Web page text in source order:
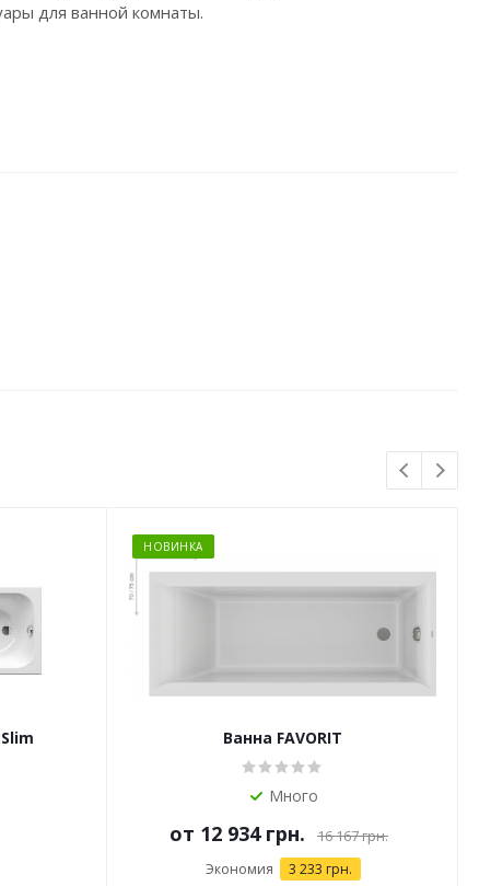
для ванной комнаты.
НОВИНКА
Ванна FAVORIT
Много
от 12 934 грн. 16 167 грн.
Экономия 3 233 грн.